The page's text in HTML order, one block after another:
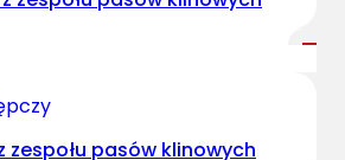
z zespołu pasów klinowych